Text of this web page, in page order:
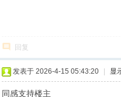
回复
发表于 2026-4-15 05:43:20 显
同感支持楼主